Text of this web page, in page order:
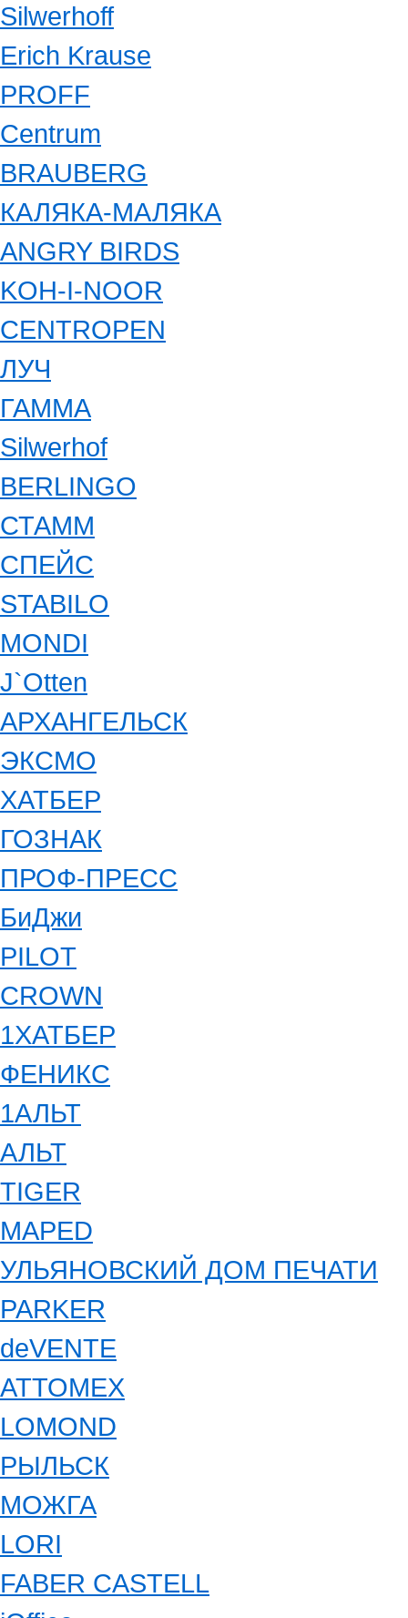
Silwerhoff
Erich Krause
PROFF
Centrum
BRAUBERG
КАЛЯКА-МАЛЯКА
ANGRY BIRDS
KOH-I-NOOR
CENTROPEN
ЛУЧ
ГАММА
Silwerhof
BERLINGO
СТАММ
СПЕЙС
STABILO
MONDI
J`Otten
АРХАНГЕЛЬСК
ЭКСМО
ХАТБЕР
ГОЗНАК
ПРОФ-ПРЕСС
БиДжи
PILOT
CROWN
1ХАТБЕР
ФЕНИКС
1АЛЬТ
АЛЬТ
TIGER
MAPED
УЛЬЯНОВСКИЙ ДОМ ПЕЧАТИ
PARKER
deVENTE
ATTOMEX
LOMOND
РЫЛЬСК
МОЖГА
LORI
FABER CASTELL